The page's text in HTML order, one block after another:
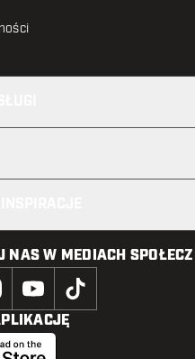
NAS W MEDIACH